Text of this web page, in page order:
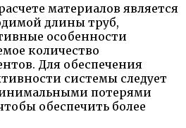
материалов является
длины труб,
особенности
количество
Для обеспечения
системы следует
потерями
обеспечить более